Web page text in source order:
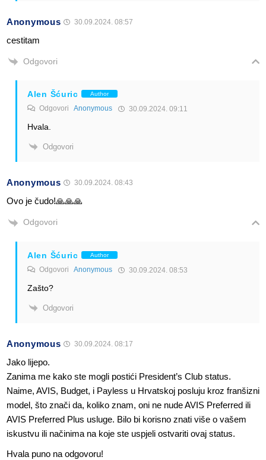
Anonymous 30.09.2024. 08:57
cestitam
Odgovori
Alen Šćuric Author
Odgovori Anonymous 30.09.2024. 09:11
Hvala.
Odgovori
Anonymous 30.09.2024. 08:43
Ovo je čudo!🙏🙏🙏
Odgovori
Alen Šćuric Author
Odgovori Anonymous 30.09.2024. 08:53
Zašto?
Odgovori
Anonymous 30.09.2024. 08:17
Jako lijepo.
Zanima me kako ste mogli postići President’s Club status.
Naime, AVIS, Budget, i Payless u Hrvatskoj posluju kroz franšizni
model, što znači da, koliko znam, oni ne nude AVIS Preferred ili
AVIS Preferred Plus usluge. Bilo bi korisno znati više o vašem
iskustvu ili načinima na koje ste uspjeli ostvariti ovaj status.
Hvala puno na odgovoru!